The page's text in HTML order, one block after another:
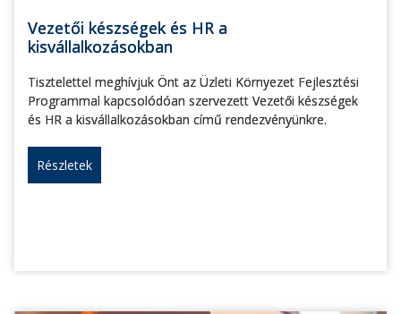
Vezetői készségek és HR a
kisvállalkozásokban
Tisztelettel meghívjuk Önt az Üzleti Környezet Fejlesztési
Programmal kapcsolódóan szervezett Vezetői készségek
és HR a kisvállalkozásokban című rendezvényünkre.
Részletek